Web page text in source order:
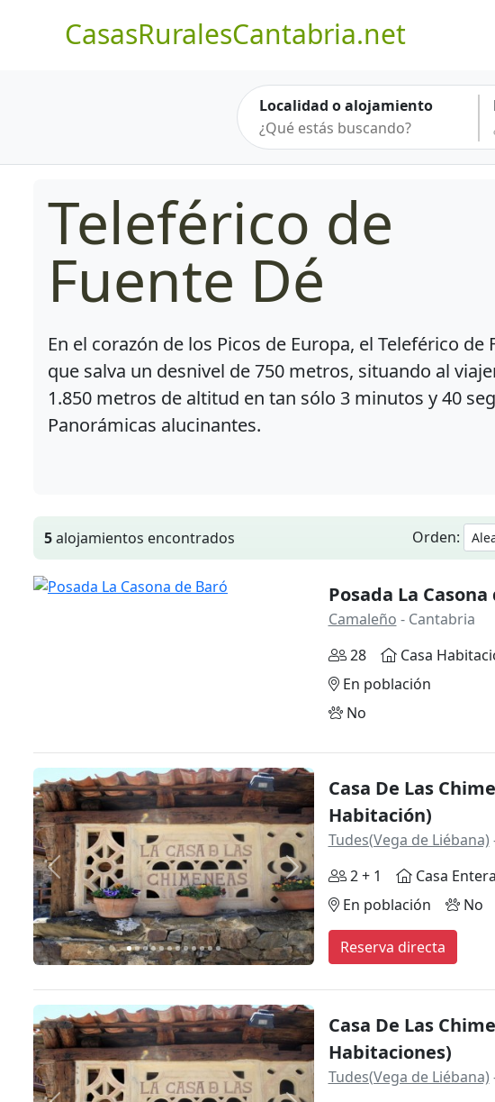
CasasRuralesCantabria.net
Localidad o alojamiento
Teleférico de
Fuente Dé
En el corazón de los Picos de Europa, el Teleférico de
que salva un desnivel de 750 metros, situando al
1.850 metros de altitud en tan sólo 3 minutos y 40
Panorámicas alucinantes.
5alojamientos encontrados Orden:
Posada La Casona
Camaleño - Cantabria
28
Casa
En población
No
Anterior Siguiente
Casa De Las
Habitación)
Tudes(Vega de Liébana)
2 + 1
Casa Entera
En población
No
Reserva directa
Casa De Las
Habitaciones)
Tudes(Vega de Liébana)